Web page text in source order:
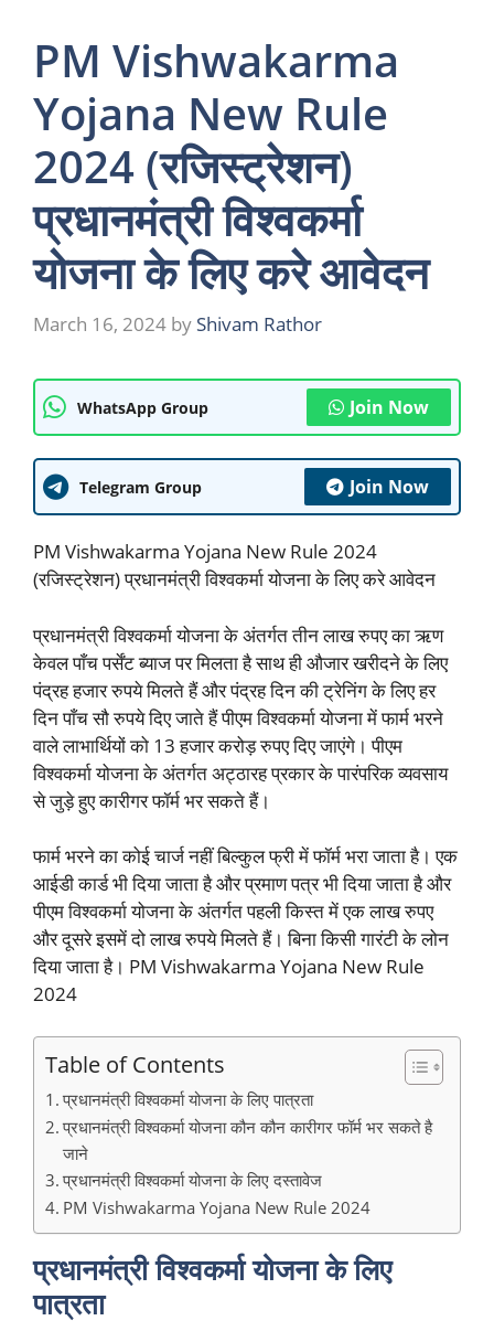
PM Vishwakarma
Yojana New Rule
2024 (रजिस्ट्रेशन)
प्रधानमंत्री विश्वकर्मा
योजना के लिए करे आवेदन
March 16, 2024 by Shivam Rathor
WhatsApp Group Join Now
Telegram Group Join Now
PM Vishwakarma Yojana New Rule 2024
(रजिस्ट्रेशन) प्रधानमंत्री विश्वकर्मा योजना के लिए करे आवेदन
प्रधानमंत्री विश्वकर्मा योजना के अंतर्गत तीन लाख रुपए का ऋण
केवल पाँच पर्सेंट ब्याज पर मिलता है साथ ही औजार खरीदने के लिए
पंद्रह हजार रुपये मिलते हैं और पंद्रह दिन की ट्रेनिंग के लिए हर
दिन पाँच सौ रुपये दिए जाते हैं पीएम विश्वकर्मा योजना में फार्म भरने
वाले लाभार्थियों को 13 हजार करोड़ रुपए दिए जाएंगे। पीएम
विश्वकर्मा योजना के अंतर्गत अट्ठारह प्रकार के पारंपरिक व्यवसाय
से जुड़े हुए कारीगर फॉर्म भर सकते हैं।
फार्म भरने का कोई चार्ज नहीं बिल्कुल फ्री में फॉर्म भरा जाता है। एक
आईडी कार्ड भी दिया जाता है और प्रमाण पत्र भी दिया जाता है और
पीएम विश्वकर्मा योजना के अंतर्गत पहली किस्त में एक लाख रुपए
और दूसरे इसमें दो लाख रुपये मिलते हैं। बिना किसी गारंटी के लोन
दिया जाता है। PM Vishwakarma Yojana New Rule
2024
Table of Contents
प्रधानमंत्री विश्वकर्मा योजना के लिए पात्रता
प्रधानमंत्री विश्वकर्मा योजना कौन कौन कारीगर फॉर्म भर सकते है
जाने
प्रधानमंत्री विश्वकर्मा योजना के लिए दस्तावेज
PM Vishwakarma Yojana New Rule 2024
प्रधानमंत्री विश्वकर्मा योजना के लिए
पात्रता